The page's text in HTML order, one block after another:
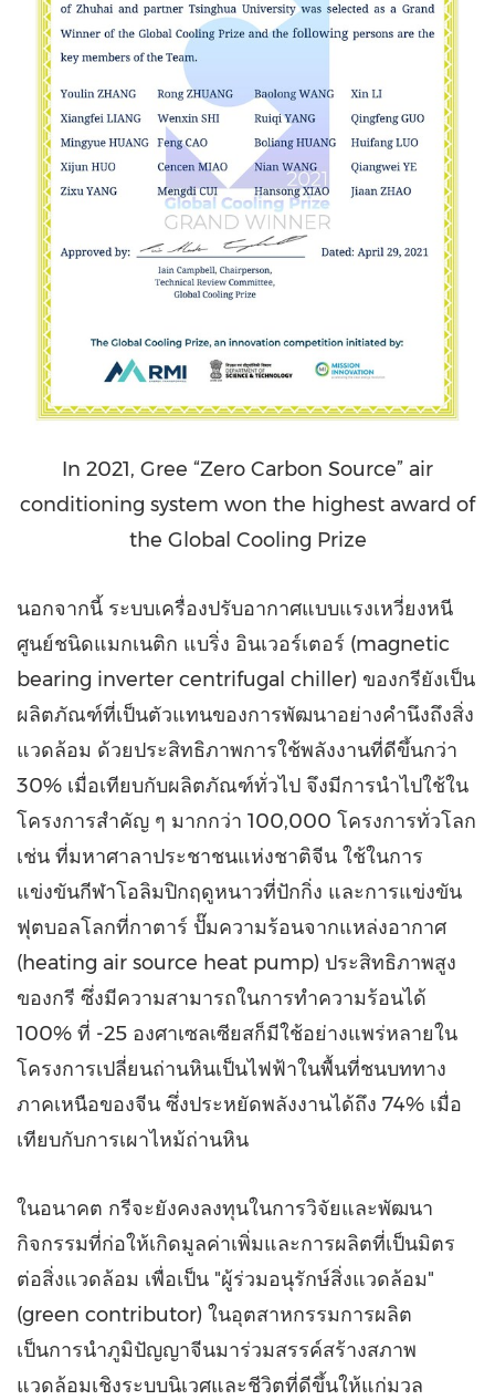
In 2021, Gree “Zero Carbon Source” air
conditioning system won the highest award of
the Global Cooling Prize
นอกจากนี้ ระบบเครื่องปรับอากาศแบบแรงเหวี่ยงหนี
ศูนย์ชนิดแมกเนติก แบริ่ง อินเวอร์เตอร์ (magnetic
bearing inverter centrifugal chiller) ของกรียังเป็น
ผลิตภัณฑ์ที่เป็นตัวแทนของการพัฒนาอย่างคำนึงถึงสิ่ง
แวดล้อม ด้วยประสิทธิภาพการใช้พลังงานที่ดีขึ้นกว่า
30% เมื่อเทียบกับผลิตภัณฑ์ทั่วไป จึงมีการนำไปใช้ใน
โครงการสำคัญ ๆ มากกว่า 100,000 โครงการทั่วโลก
เช่น ที่มหาศาลาประชาชนแห่งชาติจีน ใช้ในการ
แข่งขันกีฬาโอลิมปิกฤดูหนาวที่ปักกิ่ง และการแข่งขัน
ฟุตบอลโลกที่กาตาร์ ปั๊มความร้อนจากแหล่งอากาศ
(heating air source heat pump) ประสิทธิภาพสูง
ของกรี ซึ่งมีความสามารถในการทำความร้อนได้
100% ที่ -25 องศาเซลเซียสก็มีใช้อย่างแพร่หลายใน
โครงการเปลี่ยนถ่านหินเป็นไฟฟ้าในพื้นที่ชนบททาง
ภาคเหนือของจีน ซึ่งประหยัดพลังงานได้ถึง 74% เมื่อ
เทียบกับการเผาไหม้ถ่านหิน
ในอนาคต กรีจะยังคงลงทุนในการวิจัยและพัฒนา
กิจกรรมที่ก่อให้เกิดมูลค่าเพิ่มและการผลิตที่เป็นมิตร
ต่อสิ่งแวดล้อม เพื่อเป็น "ผู้ร่วมอนุรักษ์สิ่งแวดล้อม"
(green contributor) ในอุตสาหกรรมการผลิต
เป็นการนำภูมิปัญญาจีนมาร่วมสรรค์สร้างสภาพ
แวดล้อมเชิงระบบนิเวศและชีวิตที่ดีขึ้นให้แก่มวล